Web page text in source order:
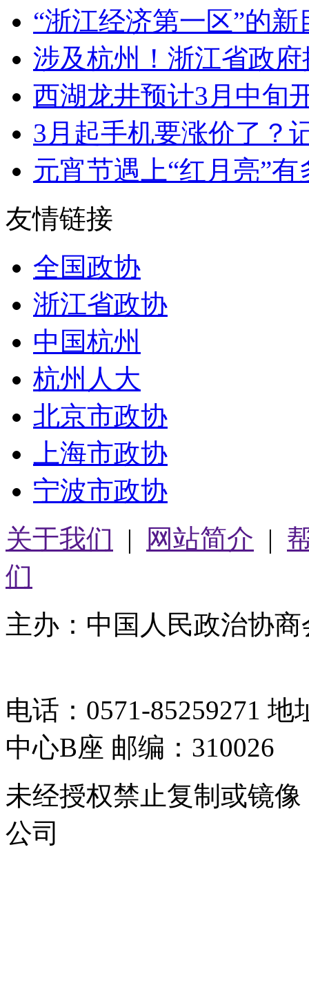
“浙江经济第一区”的
涉及杭州！浙江省政
西湖龙井预计3月中旬
3月起手机要涨价了？
元宵节遇上“红月亮”有
友情链接
全国政协
浙江省政协
中国杭州
杭州人大
北京市政协
上海市政协
宁波市政协
关于我们 | 网站简介 |
们
主办：中国人民政治协
电话：0571-85259271
中心B座 邮编：310026
未经授权禁止复制或镜
公司